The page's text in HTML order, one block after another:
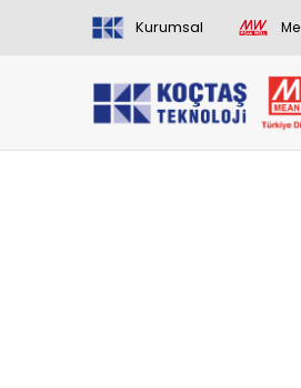
Kurumsal